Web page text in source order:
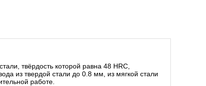
твёрдость которой равна 48 HRC,
из твердой стали до 0.8 мм, из мягкой стали
работе.